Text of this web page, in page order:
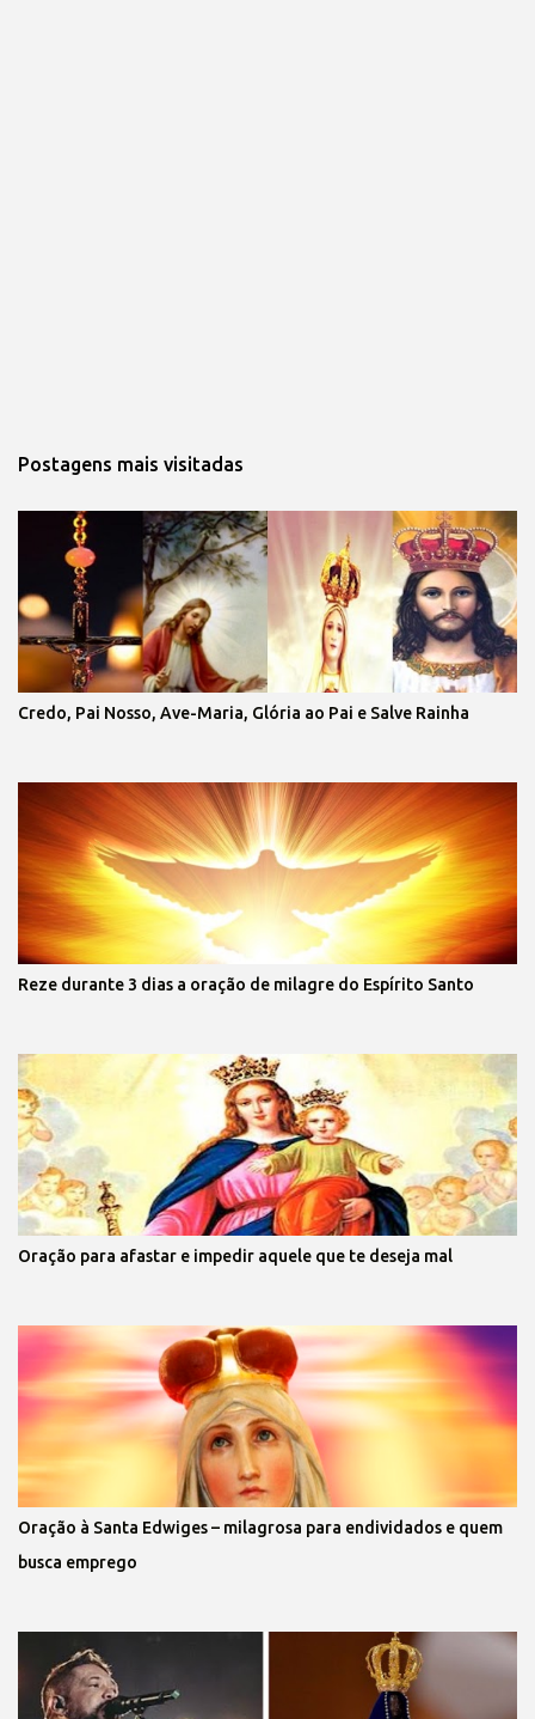
Postagens mais visitadas
Credo, Pai Nosso, Ave-Maria, Glória ao Pai e Salve Rainha
Reze durante 3 dias a oração de milagre do Espírito Santo
Oração para afastar e impedir aquele que te deseja mal
Oração à Santa Edwiges – milagrosa para endividados e quem
busca emprego